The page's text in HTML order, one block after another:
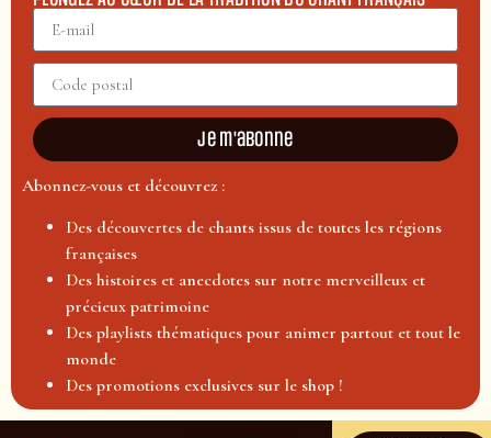
Je m'abonne
Abonnez-vous et découvrez :
Des découvertes de chants issus de toutes les régions
françaises
Des histoires et anecdotes sur notre merveilleux et
précieux patrimoine
Des playlists thématiques pour animer partout et tout le
monde
Des promotions exclusives sur le shop !